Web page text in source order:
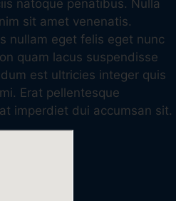
natoque penatibus. Nulla
sit amet venenatis.
nullam eget felis eget nunc
quam lacus suspendisse
est ultricies integer quis
Erat pellentesque
imperdiet dui accumsan sit.